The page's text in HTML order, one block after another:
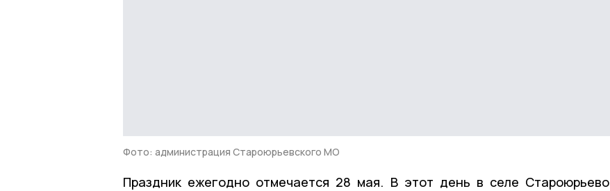
Фото: администрация Староюрьевского МО
Праздник ежегодно отмечается 28 мая. В этот день в селе Староюрьево